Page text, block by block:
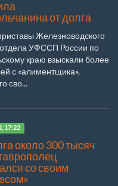
от долга
Железноводского
отдела УФССП России по
краю взыскали более
с «алиментщика»,
сво...
17:22
около 300 тысяч
со своим